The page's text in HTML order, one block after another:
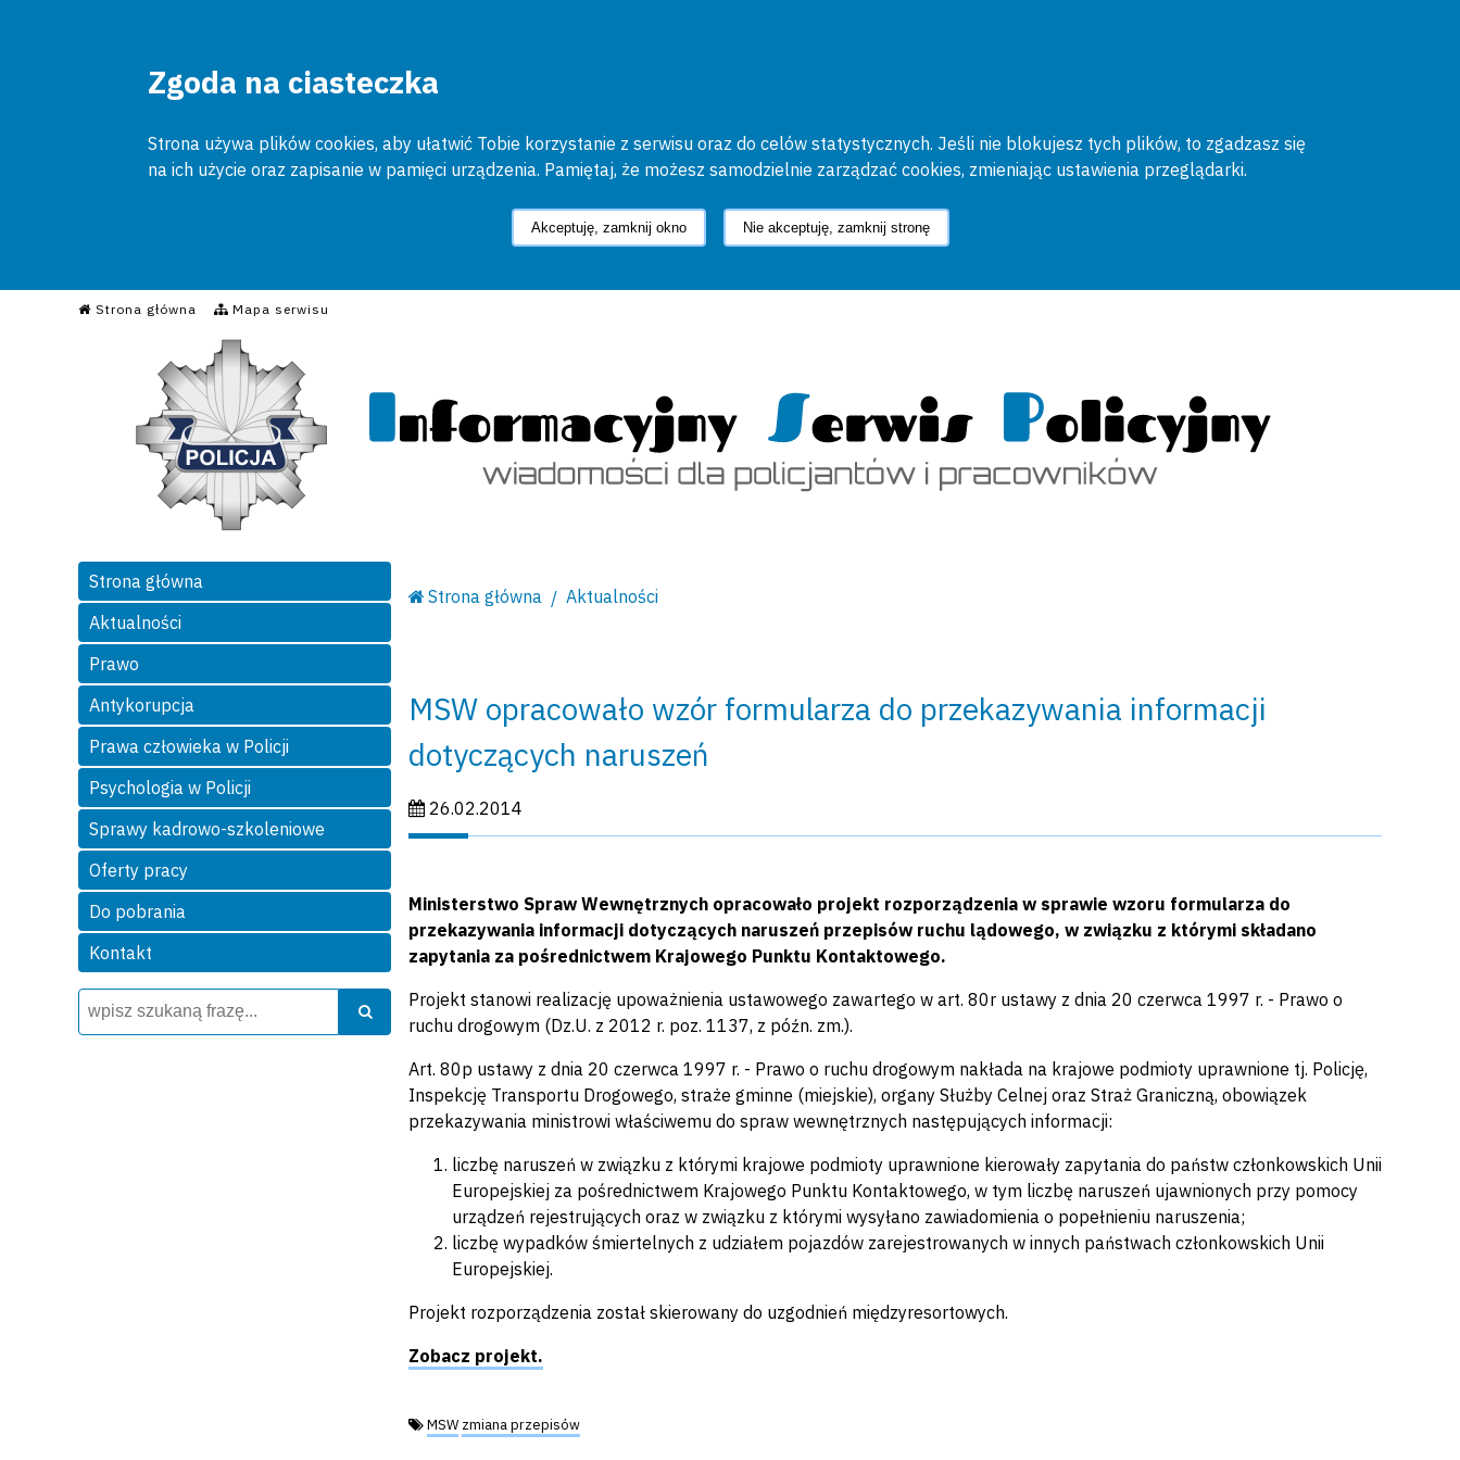
Zgoda na ciasteczka
Strona używa plików cookies, aby ułatwić Tobie korzystanie z serwisu oraz do celów statystycznych. Jeśli nie blokujesz tych plików, to zgadzasz się
na ich użycie oraz zapisanie w pamięci urządzenia. Pamiętaj, że możesz samodzielnie zarządzać cookies, zmieniając ustawienia przeglądarki.
Akceptuję, zamknij okno Nie akceptuję, zamknij stronę
Strona główna Mapa serwisu
Informacyjny Serwis Policyjny
Strona główna
Aktualności
Prawo
Antykorupcja
Prawa człowieka w Policji
Psychologia w Policji
Sprawy kadrowo-szkoleniowe
Oferty pracy
Do pobrania
Kontakt
Wyszukiwarka
Szukaj Szukaj
Strona główna Aktualności
MSW opracowało wzór formularza do przekazywania informacji
dotyczących naruszeń
Data publikacji:
26.02.2014
Ministerstwo Spraw Wewnętrznych opracowało projekt rozporządzenia w sprawie wzoru formularza do
przekazywania informacji dotyczących naruszeń przepisów ruchu lądowego, w związku z którymi składano
zapytania za pośrednictwem Krajowego Punktu Kontaktowego.
Projekt stanowi realizację upoważnienia ustawowego zawartego w art. 80r ustawy z dnia 20 czerwca 1997 r. - Prawo o
ruchu drogowym (Dz.U. z 2012 r. poz. 1137, z późn. zm.).
Art. 80p ustawy z dnia 20 czerwca 1997 r. - Prawo o ruchu drogowym nakłada na krajowe podmioty uprawnione tj. Policję,
Inspekcję Transportu Drogowego, straże gminne (miejskie), organy Służby Celnej oraz Straż Graniczną, obowiązek
przekazywania ministrowi właściwemu do spraw wewnętrznych następujących informacji:
liczbę naruszeń w związku z którymi krajowe podmioty uprawnione kierowały zapytania do państw członkowskich Unii
Europejskiej za pośrednictwem Krajowego Punktu Kontaktowego, w tym liczbę naruszeń ujawnionych przy pomocy
urządzeń rejestrujących oraz w związku z którymi wysyłano zawiadomienia o popełnieniu naruszenia;
liczbę wypadków śmiertelnych z udziałem pojazdów zarejestrowanych w innych państwach członkowskich Unii
Europejskiej.
Projekt rozporządzenia został skierowany do uzgodnień międzyresortowych.
Zobacz projekt.
Tagi:
MSW zmiana przepisów